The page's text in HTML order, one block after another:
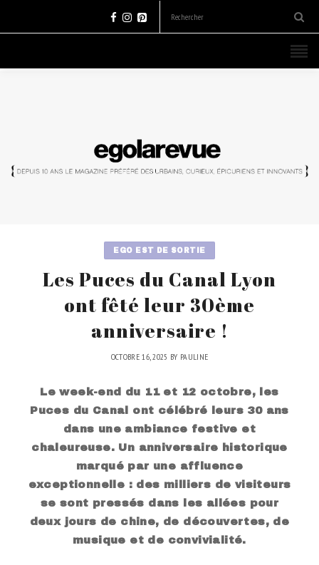
EGO EST DE SORTIE
Les Puces du Canal Lyon
ont fêté leur 30ème
anniversaire !
OCTOBRE 16, 2025 BY PAULINE
Le week-end du 11 et 12 octobre, les
Puces du Canal ont célébré leurs 30 ans
dans une ambiance festive et
chaleureuse. Un anniversaire historique
marqué par une affluence
exceptionnelle : des milliers de visiteurs
se sont pressés dans les allées pour
deux jours de chine, de découvertes, de
musique et de convivialité.